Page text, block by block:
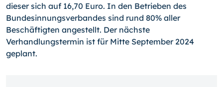
dieser sich auf 16,70 Euro. In den Betrieben des
Bundesinnungsverbandes sind rund 80% aller
Beschäftigten angestellt. Der nächste
Verhandlungstermin ist für Mitte September 2024
geplant.